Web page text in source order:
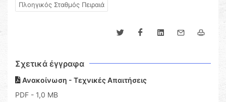
Πλοηγικός Σταθμός Πειραιά
Σχετικά έγγραφα
Ανακοίνωση - Τεχνικές Απαιτήσεις
PDF - 1,0 MB